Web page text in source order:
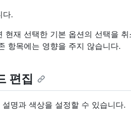
다.
현재 선택한 기본 옵션의 선택을 취
항목에는 영향을 주지 않습니다.
편집
명과 색상을 설정할 수 있습니다.